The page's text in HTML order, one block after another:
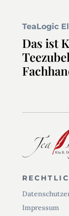
TeaLogic
Das ist
Impressum